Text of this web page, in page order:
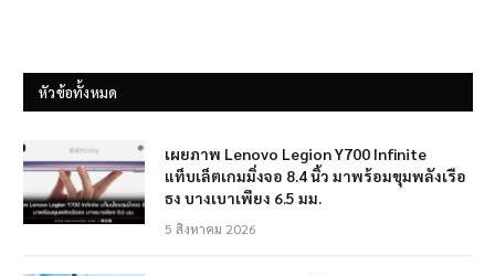
หัวข้อทั้งหมด
เผยภาพ Lenovo Legion Y700 Infinite
แท็บเล็ตเกมมิ่งจอ 8.4 นิ้ว มาพร้อมขุมพลังเรือ
ธง บางเบาเพียง 6.5 มม.
5 สิงหาคม 2026